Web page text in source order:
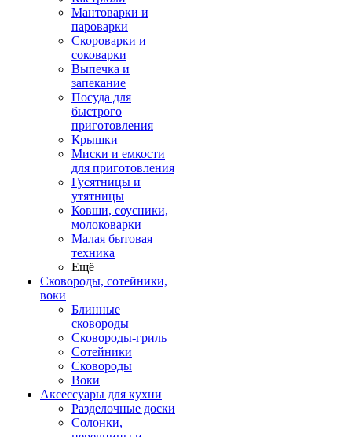
Мантоварки и
пароварки
Скороварки и
соковарки
Выпечка и
запекание
Посуда для
быстрого
приготовления
Крышки
Миски и емкости
для приготовления
Гусятницы и
утятницы
Ковши, соусники,
молоковарки
Малая бытовая
техника
Ещё
Сковороды, сотейники,
воки
Блинные
сковороды
Сковороды-гриль
Сотейники
Сковороды
Воки
Аксессуары для кухни
Разделочные доски
Солонки,